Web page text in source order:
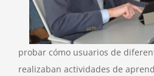
probar cómo usuarios de
realizaban actividades de